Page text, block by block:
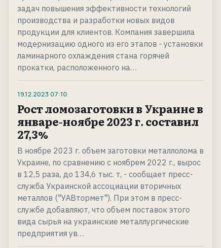
задач повышения эффективности технологий
производства и разработки новых видов
продукции для клиентов. Компания завершила
модернизацию одного из его этапов - установки
ламинарного охлаждения стана горячей
прокатки, расположенного на…
19.12.2023 07:10
Рост ломозаготовки в Украине в
январе-ноябре 2023 г. составил
27,3%
В ноябре 2023 г. объем заготовки металлолома в
Украине, по сравнению с ноябрем 2022 г., вырос
в 12,5 раза, до 134,6 тыс. т, - сообщает пресс-
служба Украинской ассоциации вторичных
металлов ("УАВтормет"). При этом в пресс-
службе добавляют, что объем поставок этого
вида сырья на украинские металлургические
предприятия ув…